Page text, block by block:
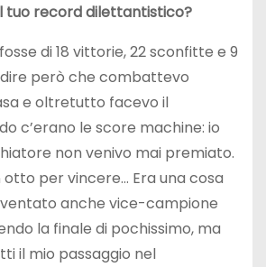
tuo record dilettantistico?
di 18 vittorie, 22 sconfitte e 9
dire però che combattevo
e oltretutto facevo il
c’erano le score machine: io
non venivo mai premiato.
per vincere… Era una cosa
anche vice-campione
la finale di pochissimo, ma
il mio passaggio nel